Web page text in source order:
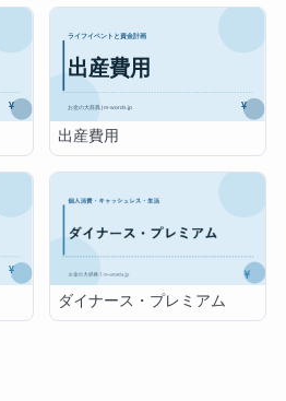
出産費用
ダイナース・プレミアム